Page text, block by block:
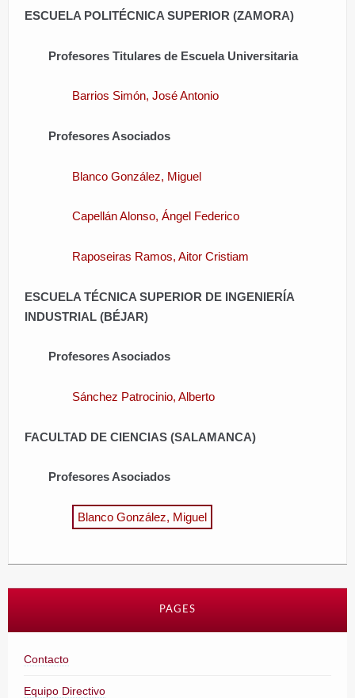
ÁREAS DE CONOCIMIENTO
CONTACTO
ESCUELA POLITÉCNICA SUPERIOR (ZAMORA)
Profesores Titulares de Escuela Universitaria
Barrios Simón, José Antonio
Profesores Asociados
Blanco González, Miguel
Capellán Alonso, Ángel Federico
Raposeiras Ramos, Aitor Cristiam
ESCUELA TÉCNICA SUPERIOR DE INGENIERÍA
INDUSTRIAL (BÉJAR)
Profesores Asociados
Sánchez Patrocinio, Alberto
FACULTAD DE CIENCIAS (SALAMANCA)
Profesores Asociados
Blanco González, Miguel
PAGES
Contacto
Equipo Directivo